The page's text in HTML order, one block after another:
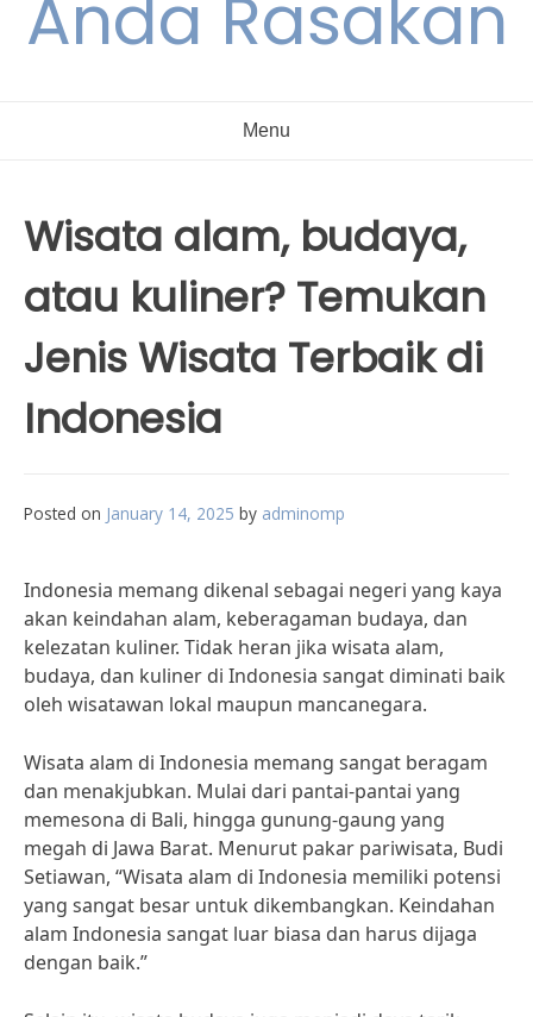
Anda Rasakan
Menu
Wisata alam, budaya,
atau kuliner? Temukan
Jenis Wisata Terbaik di
Indonesia
Posted on January 14, 2025 by adminomp
Indonesia memang dikenal sebagai negeri yang kaya
akan keindahan alam, keberagaman budaya, dan
kelezatan kuliner. Tidak heran jika wisata alam,
budaya, dan kuliner di Indonesia sangat diminati baik
oleh wisatawan lokal maupun mancanegara.
Wisata alam di Indonesia memang sangat beragam
dan menakjubkan. Mulai dari pantai-pantai yang
memesona di Bali, hingga gunung-gaung yang
megah di Jawa Barat. Menurut pakar pariwisata, Budi
Setiawan, “Wisata alam di Indonesia memiliki potensi
yang sangat besar untuk dikembangkan. Keindahan
alam Indonesia sangat luar biasa dan harus dijaga
dengan baik.”